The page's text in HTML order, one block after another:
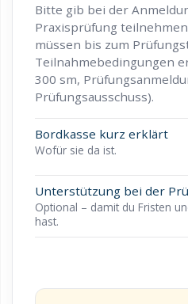
Bitte gib bei der
Praxisprüfung
müssen bis zum
Teilnahmebedingungen
300 sm,
Prüfungsausschuss).
Bordkasse kurz erklärt
Wofür sie da ist.
Unterstützung bei der
Optional – damit du Fristen
hast.